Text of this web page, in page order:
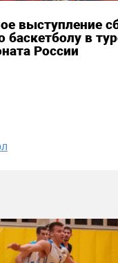
выступление
баскетболу в
России